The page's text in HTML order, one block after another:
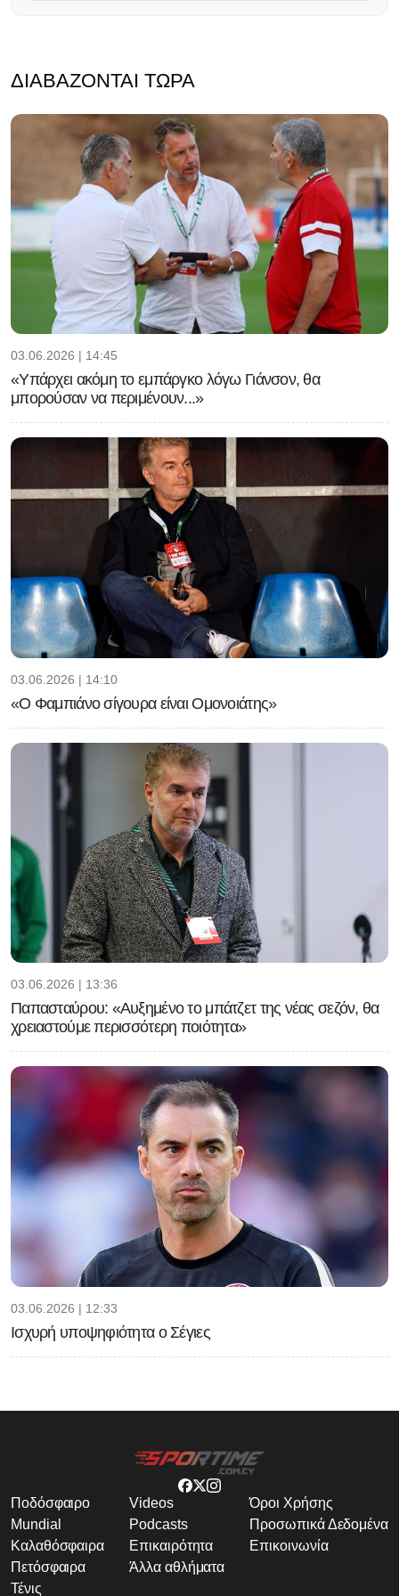
ΔΙΑΒΆΖΟΝΤΑΙ ΤΏΡΑ
03.06.2026 | 14:45
«Υπάρχει ακόμη το εμπάργκο λόγω Γιάνσον, θα
μπορούσαν να περιμένουν...»
03.06.2026 | 14:10
«Ο Φαμπιάνο σίγουρα είναι Ομονοιάτης»
03.06.2026 | 13:36
Παπασταύρου: «Αυξημένο το μπάτζετ της νέας σεζόν, θα
χρειαστούμε περισσότερη ποιότητα»
03.06.2026 | 12:33
Ισχυρή υποψηφιότητα ο Σέγιες
Ποδόσφαιρο
Mundial
Καλαθόσφαιρα
Πετόσφαιρα
Τένις
Videos
Podcasts
Επικαιρότητα
Άλλα αθλήματα
Όροι Χρήσης
Προσωπικά Δεδομένα
Επικοινωνία